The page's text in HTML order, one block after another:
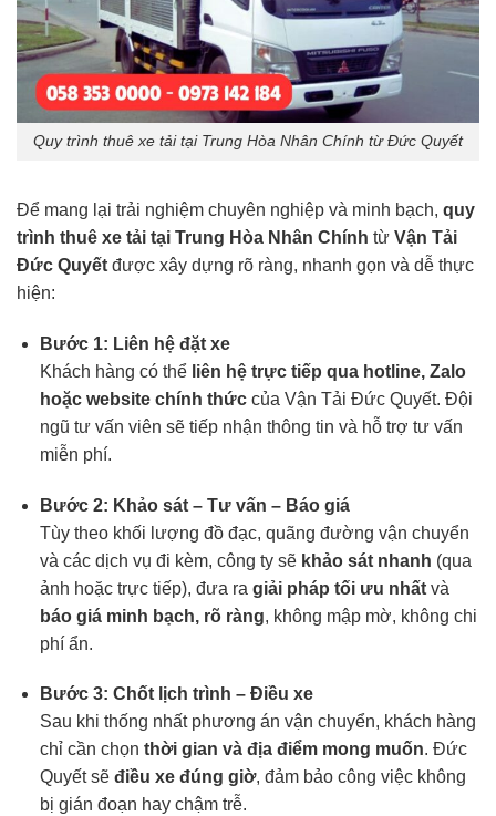
Quy trình thuê xe tải tại Trung Hòa Nhân Chính từ Đức Quyết
Để mang lại trải nghiệm chuyên nghiệp và minh bạch, quy
trình thuê xe tải tại Trung Hòa Nhân Chính từ Vận Tải
Đức Quyết được xây dựng rõ ràng, nhanh gọn và dễ thực
hiện:
Bước 1: Liên hệ đặt xe
Khách hàng có thể liên hệ trực tiếp qua hotline, Zalo
hoặc website chính thứccủa Vận Tải Đức Quyết. Đội
ngũ tư vấn viên sẽ tiếp nhận thông tin và hỗ trợ tư vấn
miễn phí.
Bước 2: Khảo sát – Tư vấn – Báo giá
Tùy theo khối lượng đồ đạc, quãng đường vận chuyển
và các dịch vụ đi kèm, công ty sẽ khảo sát nhanh (qua
ảnh hoặc trực tiếp), đưa ra giải pháp tối ưu nhấtvà
báo giá minh bạch, rõ ràng, không mập mờ, không chi
phí ẩn.
Bước 3: Chốt lịch trình – Điều xe
Sau khi thống nhất phương án vận chuyển, khách hàng
chỉ cần chọn thời gian và địa điểm mong muốn. Đức
Quyết sẽ điều xe đúng giờ, đảm bảo công việc không
bị gián đoạn hay chậm trễ.